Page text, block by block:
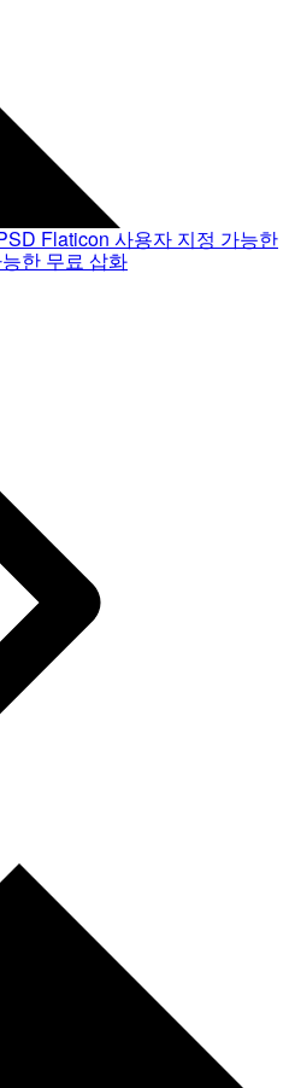
Flaticon 사용자 지정 가능한
한 무료 삽화